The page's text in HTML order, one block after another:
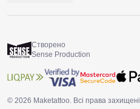
Створено
Sense Production
© 2026 Maketattoo. Всі права захищені